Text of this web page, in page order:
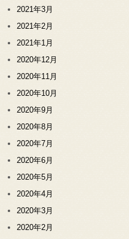
2021年3月
2021年2月
2021年1月
2020年12月
2020年11月
2020年10月
2020年9月
2020年8月
2020年7月
2020年6月
2020年5月
2020年4月
2020年3月
2020年2月